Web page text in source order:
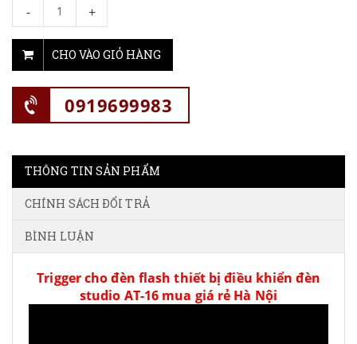
- +
CHO VÀO GIỎ HÀNG
0919699983
THÔNG TIN SẢN PHẨM
CHÍNH SÁCH ĐỔI TRẢ
BÌNH LUẬN
Trigger cho đèn flash thiết bị điều khiển đèn
studio AT-16 mua giá rẻ Hà Nội